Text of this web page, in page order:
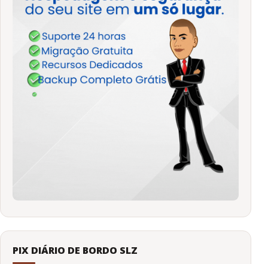
PIX DIÁRIO DE BORDO SLZ